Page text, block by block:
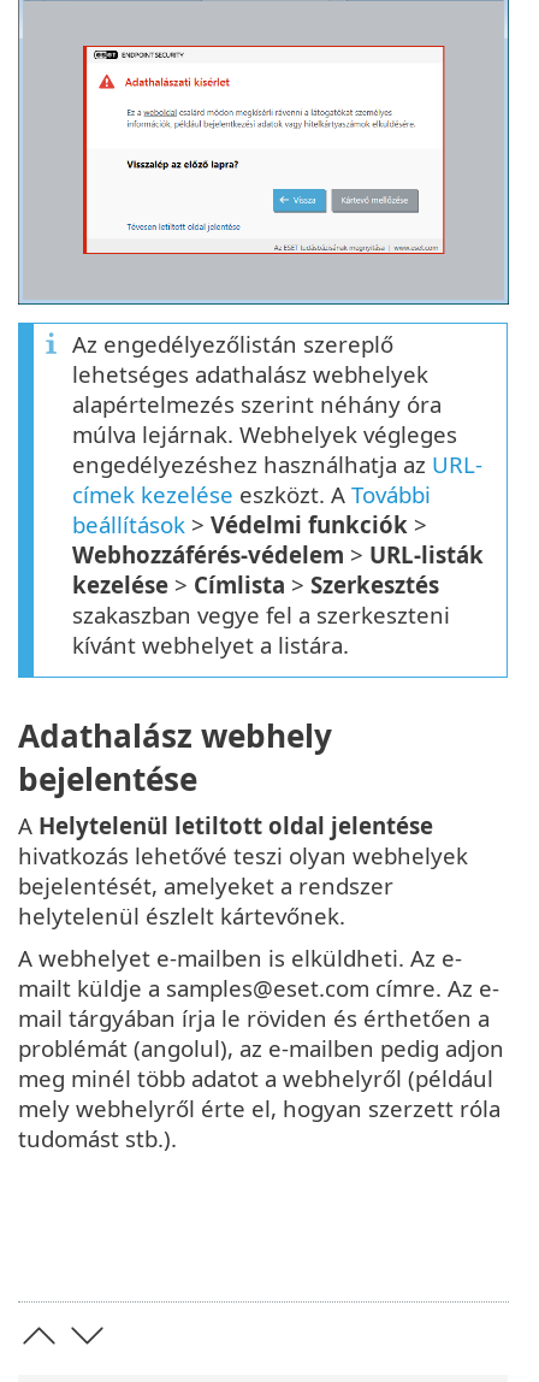
Az engedélyezőlistán szereplő
lehetséges adathalász webhelyek
alapértelmezés szerint néhány óra
múlva lejárnak. Webhelyek végleges
engedélyezéshez használhatja az URL-
címek kezelése eszközt. A További
beállítások > Védelmi funkciók >
Webhozzáférés-védelem > URL-listák
kezelése > Címlista > Szerkesztés
szakaszban vegye fel a szerkeszteni
kívánt webhelyet a listára.
Adathalász webhely
bejelentése
A Helytelenül letiltott oldal jelentése
hivatkozás lehetővé teszi olyan webhelyek
bejelentését, amelyeket a rendszer
helytelenül észlelt kártevőnek.
A webhelyet e-mailben is elküldheti. Az e-
mailt küldje a samples@eset.com címre. Az e-
mail tárgyában írja le röviden és érthetően a
problémát (angolul), az e-mailben pedig adjon
meg minél több adatot a webhelyről (például
mely webhelyről érte el, hogyan szerzett róla
tudomást stb.).